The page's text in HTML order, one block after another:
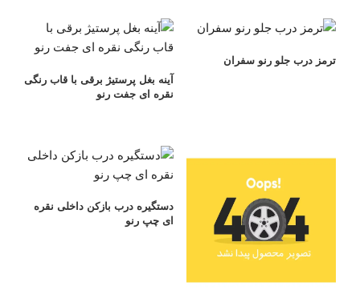
ترمز درب جلو رنو سفران
آینه بغل پرستیژ برقی با قاب رنگی
نقره ای جفت رنو
دستگیره درب بازکن داخلی نقره
ای چپ رنو